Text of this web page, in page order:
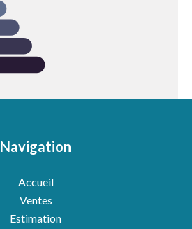
Navigation
Accueil
Ventes
Estimation